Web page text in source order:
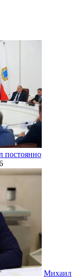
постоянно
Михаил